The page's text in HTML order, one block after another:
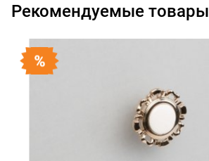
Рекомендуемые товары